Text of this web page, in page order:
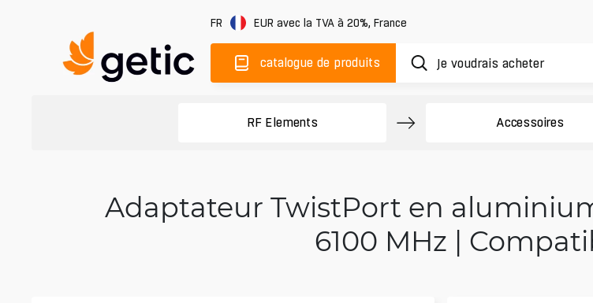
FR EUR avec la TVA à 20%, France
catalogue de produits
RF Elements Accessoires
Adaptateur TwistPort en
6100 MHz |